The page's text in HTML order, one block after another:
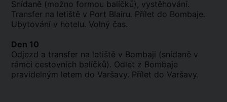
Snídaně (možno formou balíčků), vystěhování.
Transfer na letiště v Port Blairu. Přílet do Bombaje.
Ubytování v hotelu. Volný čas.
Den 10
Odjezd a transfer na letiště v Bombaji (snídaně v
rámci cestovních balíčků). Odlet z Bombaje
pravidelným letem do Varšavy. Přílet do Varšavy.